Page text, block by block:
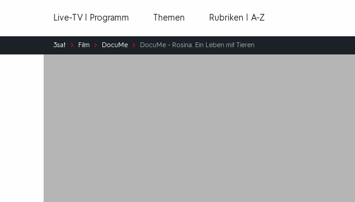
Live-TV | Programm Themen Rubriken | A-Z
Sie
sind
3sat Film DocuMe DocuMe - Rosina. Ein Leben mit Tieren